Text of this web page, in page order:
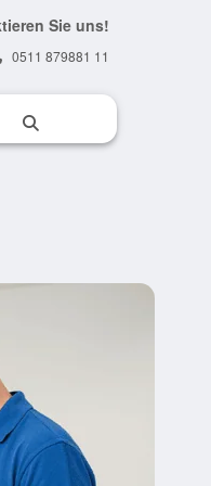
Sie uns!
0511 879881 11